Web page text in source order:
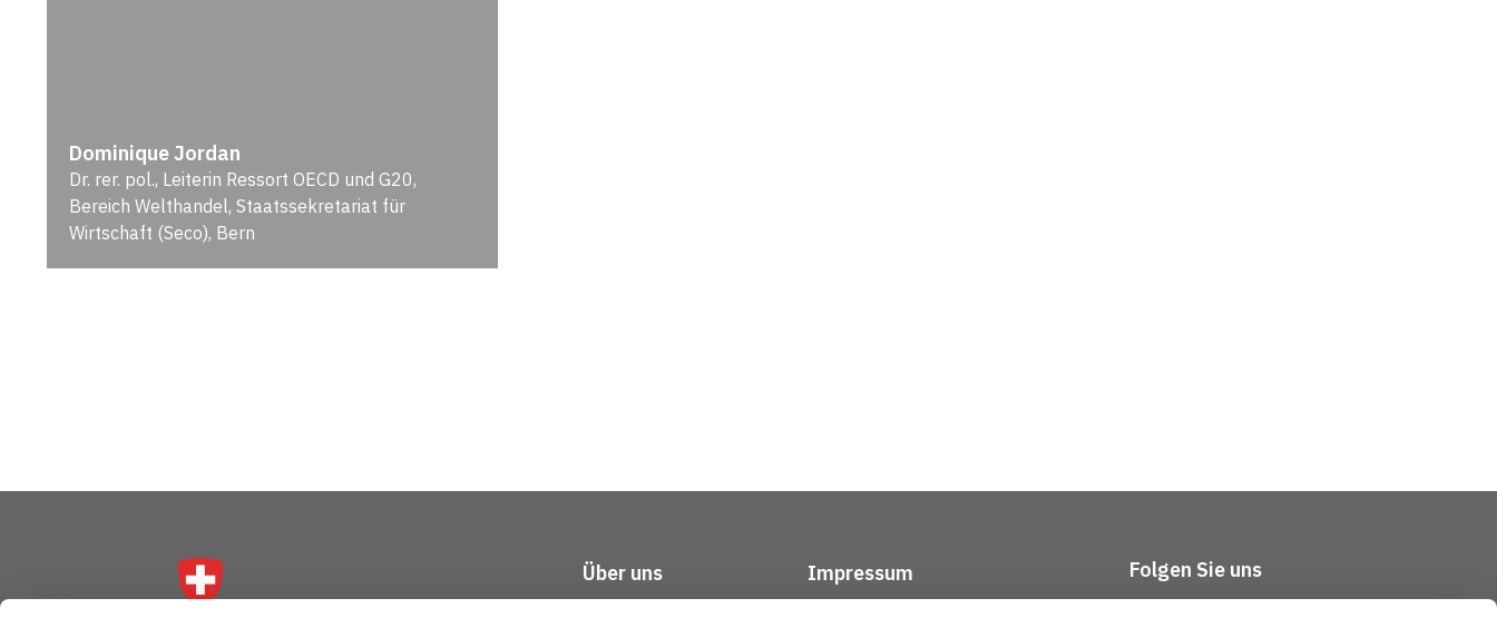
Dominique Jordan
Dr. rer. pol., Leiterin Ressort OECD und G20,
Bereich Welthandel, Staatssekretariat für
Wirtschaft (Seco), Bern
Über uns
Impressum
Folgen Sie uns